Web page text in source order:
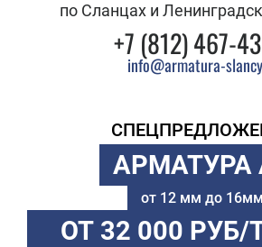
по Сланцах и
+7 (812) 467-
info@armatura-
АРМАТУРА
от 12 мм до 16мм
ОТ 32 000 РУБ/